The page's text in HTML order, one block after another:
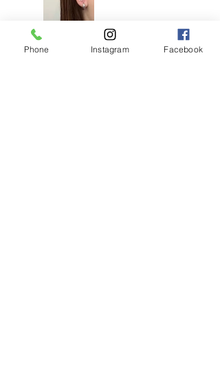
【2026年度新卒recruit】&【中
Phone Instagram Facebook